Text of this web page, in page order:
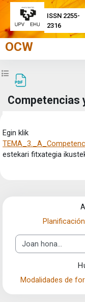
ISSN 2255-
2316
Joan eduki nagusira
OCW
Zabaldu ikastaroaren
Competencias
Egin klik
estekari fitxategia
Joan hona...
Modalidades de